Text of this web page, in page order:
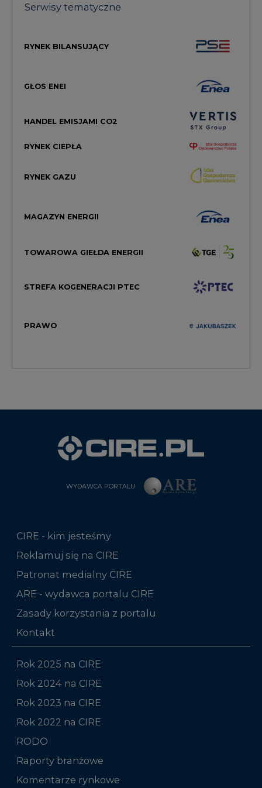
Serwisy tematyczne
RYNEK BILANSUJĄCY
GŁOS ENEI
HANDEL EMISJAMI CO2
RYNEK CIEPŁA
RYNEK GAZU
MAGAZYN ENERGII
TOWAROWA GIEŁDA ENERGII
STREFA KOGENERACJI PTEC
PRAWO
WYDAWCA PORTALU
CIRE - kim jesteśmy
Reklamuj się na CIRE
Patronat medialny CIRE
ARE - wydawca portalu CIRE
Zasady korzystania z portalu
Kontakt
Rok 2025 na CIRE
Rok 2024 na CIRE
Rok 2023 na CIRE
Rok 2022 na CIRE
RODO
Raporty branżowe
Komentarze rynkowe